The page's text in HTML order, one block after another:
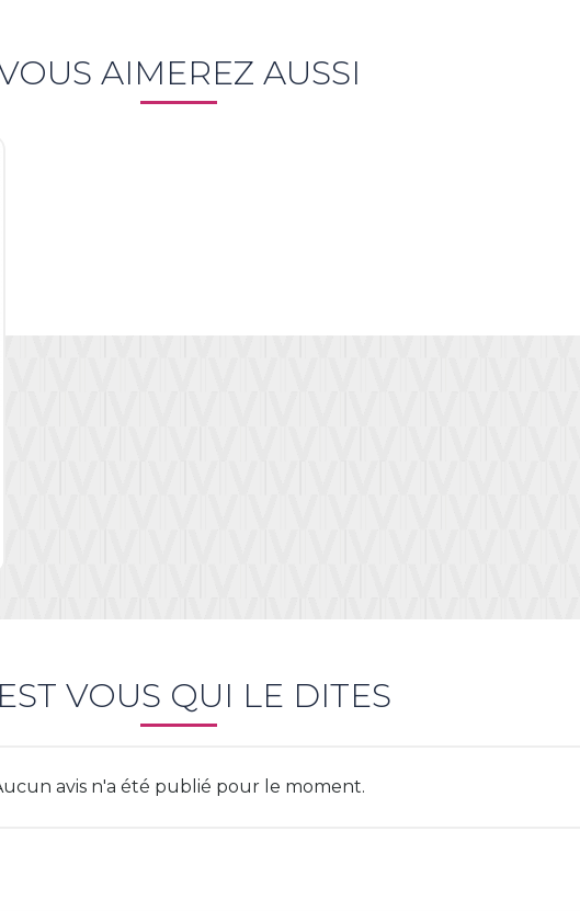
AIMEREZ AUSSI
VOUS QUI LE DITES
avis n'a été publié pour le moment.
You need to be logged in to save products in your wish list.
Annuler